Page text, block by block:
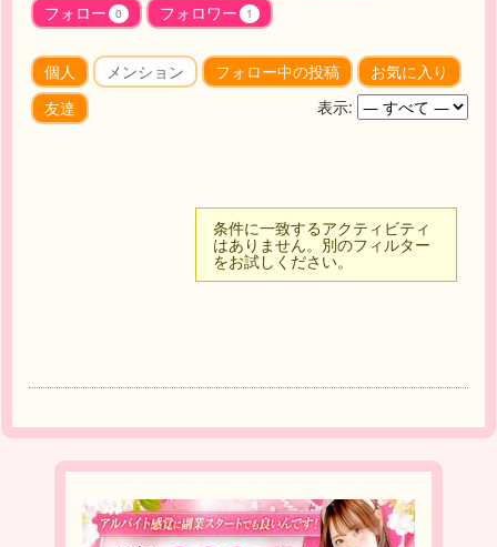
フォロー 0 フォロワー 1
個人 メンション フォロー中の投稿
お気に入り
友達
表示:
条件に一致するアクティビティ
はありません。別のフィルター
をお試しください。